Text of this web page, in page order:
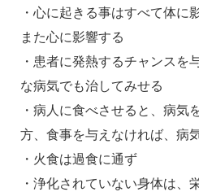
・心に起きる事はすべて体に
また心に影響する
・患者に発熱するチャンスを
な病気でも治してみせる
・病人に食べさせると、病気
方、食事を与えなければ、病
・火食は過食に通ず
・浄化されていない身体は、